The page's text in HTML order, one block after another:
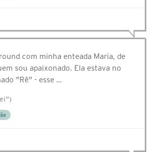
com minha enteada Maria, de
sou apaixonado. Ela estava no
"Rê" - esse …